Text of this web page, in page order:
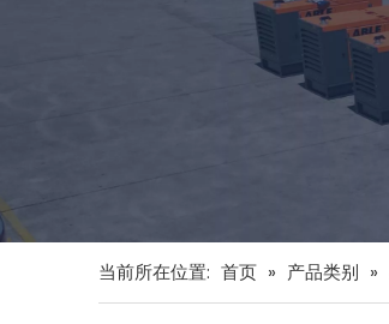
当前所在位置: 首页 » 产品类别 »